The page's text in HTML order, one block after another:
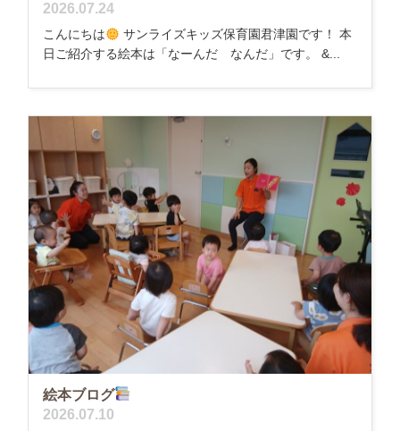
2026.07.24
こんにちは
サンライズキッズ保育園君津園です！ 本
日ご紹介する絵本は「なーんだ なんだ」です。 &...
絵本ブログ
2026.07.10